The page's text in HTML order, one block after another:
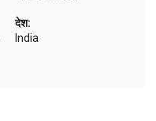
देश:
India